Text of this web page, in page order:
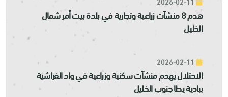
هدم 8 منشآت زراعية وتجارية في بلدة بيت أمر شمال
الخليل
الاحتلال يهدم منشآت سكنية وزراعية في واد الفراشية
ببادية يطا جنوب الخليل